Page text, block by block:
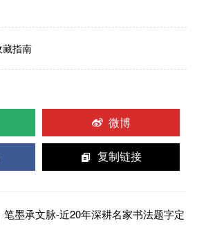
藏指南
微博
复制链接
笔墨承文脉-近20年深耕名家书法题字定